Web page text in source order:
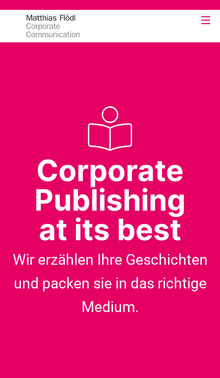
Corporate
Publishing
at its best
Wir erzählen Ihre Geschichten
und packen sie in das richtige
Medium.